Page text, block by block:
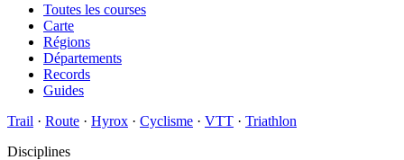
Toutes les courses
Carte
Régions
Départements
Records
Guides
Trail · Route · Hyrox · Cyclisme · VTT · Triathlon
Disciplines